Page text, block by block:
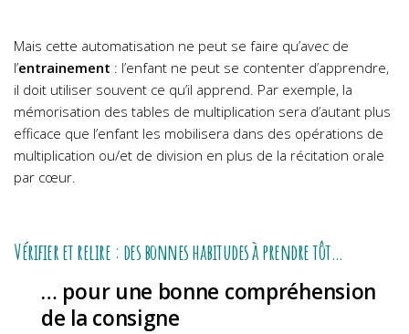
Mais cette automatisation ne peut se faire qu’avec de
l’entrainement : l’enfant ne peut se contenter d’apprendre,
il doit utiliser souvent ce qu’il apprend. Par exemple, la
mémorisation des tables de multiplication sera d’autant plus
efficace que l’enfant les mobilisera dans des opérations de
multiplication ou/et de division en plus de la récitation orale
par cœur.
Vérifier et relire : des bonnes habitudes à prendre tôt…
… pour une bonne compréhension
de la consigne